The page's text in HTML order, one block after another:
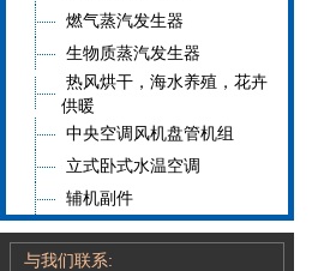
燃气蒸汽发生器
生物质蒸汽发生器
热风烘干，海水养殖，花卉
供暖
中央空调风机盘管机组
立式卧式水温空调
辅机副件
与我们联系: